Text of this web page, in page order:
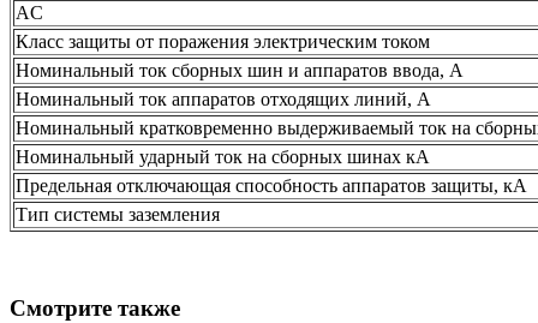
AC
Класс защиты от поражения электрическим током
Номинальный ток сборных шин и аппаратов ввода, А
Номинальный ток аппаратов отходящих линий, А
Номинальный кратковременно выдерживаемый ток на
Номинальный ударный ток на сборных шинах кА
Предельная отключающая способность аппаратов защиты, кА
Тип системы заземления
Смотрите также